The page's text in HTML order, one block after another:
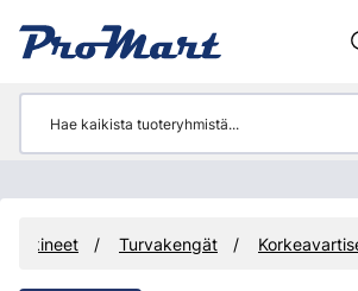
Jalkineet Turvakengät